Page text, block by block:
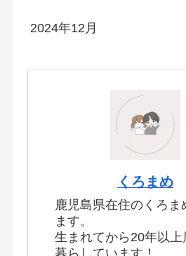
2024年12月
くろまめ
鹿児島県在住のくろま
ます。
生まれてから20年以上
暮らしています！